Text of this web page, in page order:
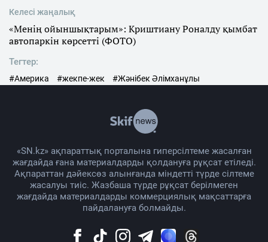
Келесі жаңалық
«Менің ойыншықтарым»: Криштиану Роналду қымбат
автопаркін көрсетті (ФОТО)
Тегтер:
#Америка #жекпе-жек #Жәнібек Әлімханұлы
«SN.kz» ақпараттық порталына гиперсілтеме жасалған
жағдайда ғана материалдарды қолдануға рұқсат етіледі.
Ақпараттан дәйексөз алынғанда міндетті түрде сілтеме
жасалуы тиіс. Жазбаша түрде рұқсат берілмеген
жағдайда материалдарды коммерциялық мақсаттарға
пайдалануға болмайды.